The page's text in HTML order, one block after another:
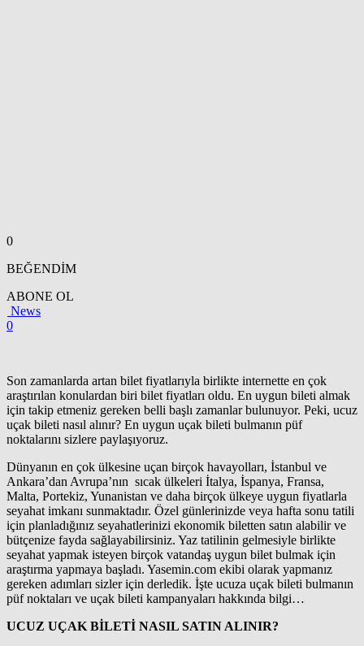
0
BEĞENDİM
ABONE OL
News
0
Son zamanlarda artan bilet fiyatlarıyla birlikte internette en çok
araştırılan konulardan biri bilet fiyatları oldu. En uygun bileti almak
için takip etmeniz gereken belli başlı zamanlar bulunuyor. Peki, ucuz
uçak bileti nasıl alınır? En uygun uçak bileti bulmanın püf
noktalarını sizlere paylaşıyoruz.
Dünyanın en çok ülkesine uçan birçok havayolları, İstanbul ve
Ankara’dan Avrupa’nın sıcak ülkeleri İtalya, İspanya, Fransa,
Malta, Portekiz, Yunanistan ve daha birçok ülkeye uygun fiyatlarla
seyahat imkanı sunmaktadır. Özel günlerinizde veya hafta sonu tatili
için planladığınız seyahatlerinizi ekonomik biletten satın alabilir ve
bütçenize fayda sağlayabilirsiniz. Yaz tatilinin gelmesiyle birlikte
seyahat yapmak isteyen birçok vatandaş uygun bilet bulmak için
araştırma yapmaya başladı. Yasemin.com ekibi olarak yapmanız
gereken adımları sizler için derledik. İşte ucuza uçak bileti bulmanın
püf noktaları ve uçak bileti kampanyaları hakkında bilgi…
UCUZ UÇAK BİLETİ NASIL SATIN ALINIR?